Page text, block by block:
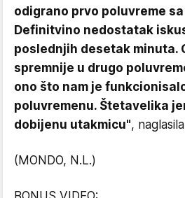
odigrano prvo poluvreme
Definitvino nedostatak
poslednjih desetak minuta.
spremnije u drugo
ono što nam je
poluvremenu. Štetavelika
dobijenu utakmicu",
(MONDO, N.L.)